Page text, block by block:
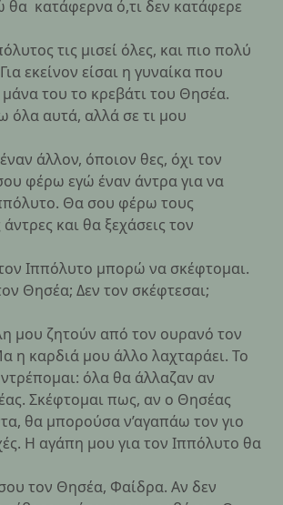
θα κατάφερνα ό,τι δεν κατάφερε
τις μισεί όλες, και πιο πολύ
εκείνον είσαι η γυναίκα που
του το κρεβάτι του Θησέα.
όλα αυτά, αλλά σε τι μου
άλλον, όποιον θες, όχι τον
φέρω εγώ έναν άντρα για να
Θα σου φέρω τους
και θα ξεχάσεις τον
Ιππόλυτο μπορώ να σκέφτομαι.
Θησέα; Δεν τον σκέφτεσαι;
μου ζητούν από τον ουρανό τον
η καρδιά μου άλλο λαχταράει. Το
όλα θα άλλαζαν αν
Σκέφτομαι πως, αν ο Θησέας
θα μπορούσα ν’αγαπάω τον γιο
Η αγάπη μου για τον Ιππόλυτο θα
τον Θησέα, Φαίδρα. Αν δεν